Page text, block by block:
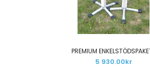
PREMIUM
5 930.00kr